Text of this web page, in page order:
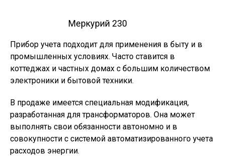
Меркурий 230
Прибор учета подходит для применения в быту и в
промышленных условиях. Часто ставится в
коттеджах и частных домах с большим количеством
электроники и бытовой техники.
В продаже имеется специальная модификация,
разработанная для трансформаторов. Она может
выполнять свои обязанности автономно и в
совокупности с системой автоматизированного учета
расходов энергии.